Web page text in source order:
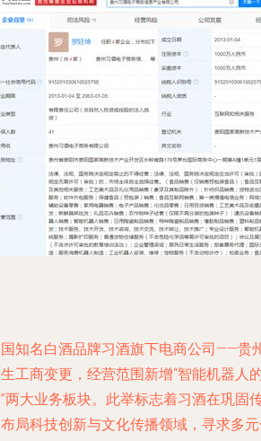
知名白酒品牌习酒旗下电商公司——贵
工商变更，经营范围新增“智能机器人
两大业务板块。此举标志着习酒在巩固
局科技创新与文化传播领域，寻求多元